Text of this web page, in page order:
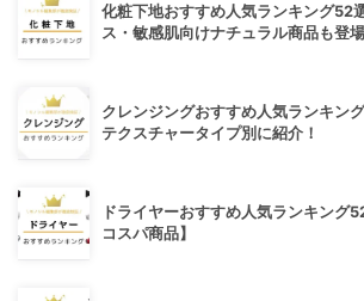
化粧下地おすすめ人気ランキング52
ス・敏感肌向けナチュラル商品も登場
クレンジングおすすめ人気ランキン
テクスチャータイプ別に紹介！
ドライヤーおすすめ人気ランキング
コスパ商品】